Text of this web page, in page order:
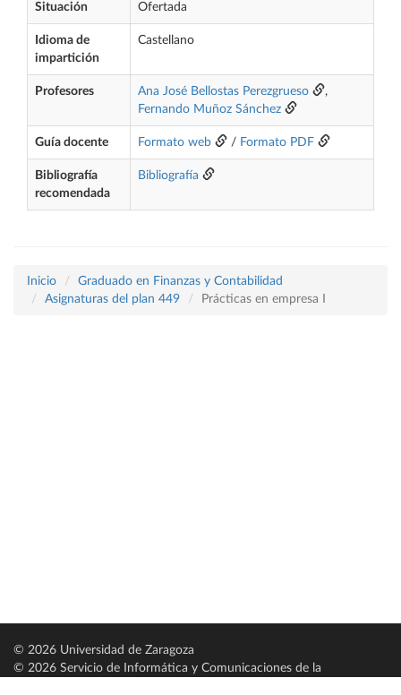
Situación Ofertada
Idioma de
impartición
Castellano
Profesores Ana José Bellostas Perezgrueso
,
Fernando Muñoz Sánchez
Guía docente Formato web / Formato PDF
Bibliografía
recomendada
Bibliografía
Inicio
Graduado en Finanzas y Contabilidad
Asignaturas del plan 449
Prácticas en empresa I
© 2026 Universidad de Zaragoza
© 2026 Servicio de Informática y Comunicaciones de la